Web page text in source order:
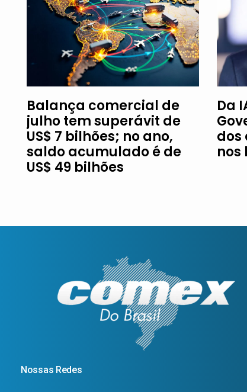
Balança comercial de
julho tem superávit de
US$ 7 bilhões; no ano,
saldo acumulado é de
US$ 49 bilhões
Da
dos
nos
Nossas Redes